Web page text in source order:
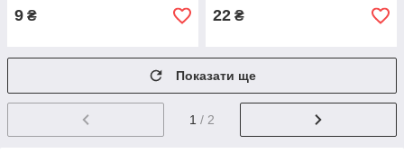
9 ₴ 22 ₴
Показати ще
1 / 2